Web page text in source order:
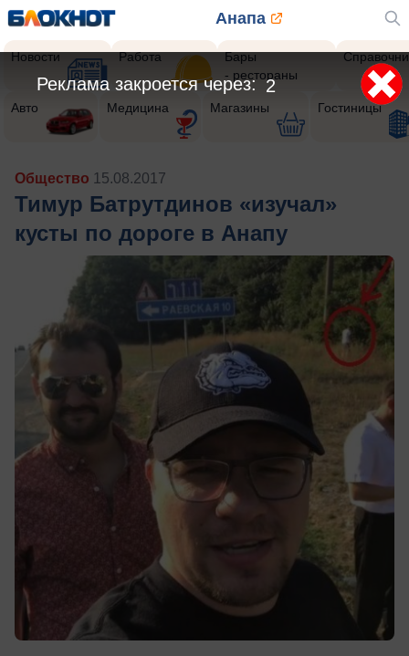
Анапа
Новости Работа
Бары
- рестораны
Авто Медицина Магазины Гостиницы
Общество 15.08.2017
Тимур Батрутдинов «изучал»
кусты по дороге в Анапу